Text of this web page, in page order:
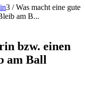
3 / Was macht eine gute
am B...
bzw. einen
am Ball